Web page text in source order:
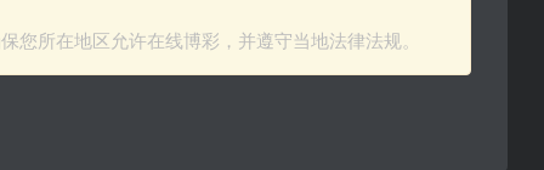
所在地区允许在线博彩，并遵守当地法律法规。